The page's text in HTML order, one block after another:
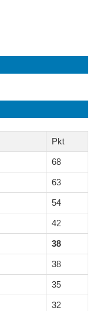
Pkt
68
63
54
42
38
38
35
32